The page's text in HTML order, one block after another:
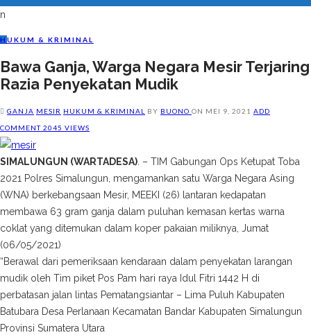
n
H UKUM & KRIMINAL
Bawa Ganja, Warga Negara Mesir Terjaring
Razia Penyekatan Mudik
GANJA MESIR HUKUM & KRIMINAL BY BUONO ON MEI 9, 2021 ADD
COMMENT 2045 VIEWS
SIMALUNGUN (WARTADESA). – TIM Gabungan Ops Ketupat Toba
2021 Polres Simalungun, mengamankan satu Warga Negara Asing
(WNA) berkebangsaan Mesir, MEEKI (26) lantaran kedapatan
membawa 63 gram ganja dalam puluhan kemasan kertas warna
coklat yang ditemukan dalam koper pakaian miliknya, Jumat
(06/05/2021)
“Berawal dari pemeriksaan kendaraan dalam penyekatan larangan
mudik oleh Tim piket Pos Pam hari raya Idul Fitri 1442 H di
perbatasan jalan lintas Pematangsiantar – Lima Puluh Kabupaten
Batubara Desa Perlanaan Kecamatan Bandar Kabupaten Simalungun
Provinsi Sumatera Utara